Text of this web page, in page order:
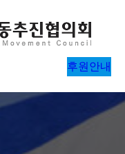
후원안내